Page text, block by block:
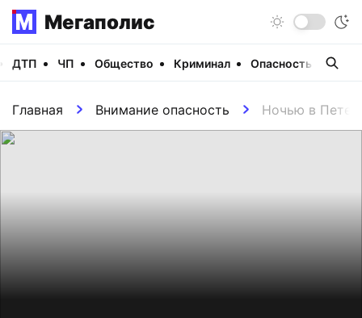
Мегаполис
ДТП ЧП Общество Криминал Опасность
Главная Внимание опасность Ночью в